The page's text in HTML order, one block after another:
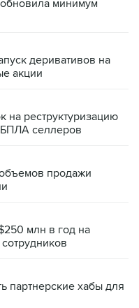
минимум
деривативов на
акции
на реструктуризацию
БПЛА селлеров
продажи
млн в год на
партнерские хабы для